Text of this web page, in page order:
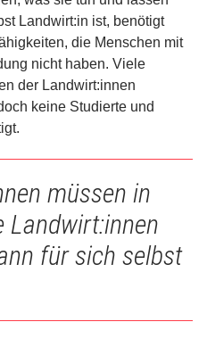
Landwirt:in ist, benötigt
die Menschen mit
nicht haben. Viele
der Landwirt:innen
keine Studierte und
müssen in
Landwirt:innen
für sich selbst